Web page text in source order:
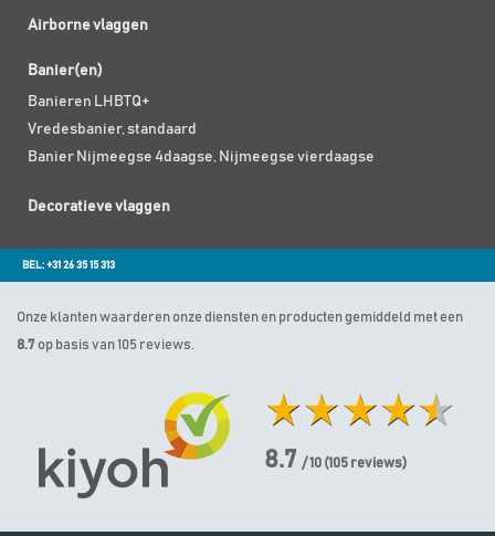
Airborne vlaggen
Banier(en)
Banieren LHBTQ+
Vredesbanier, standaard
Banier Nijmeegse 4daagse, Nijmeegse vierdaagse
Decoratieve vlaggen
BEL: +31 26 35 15 313
Onze klanten waarderen onze diensten en producten gemiddeld met een
8.7 op basis van 105 reviews.
8.7 / 10 (105 reviews)